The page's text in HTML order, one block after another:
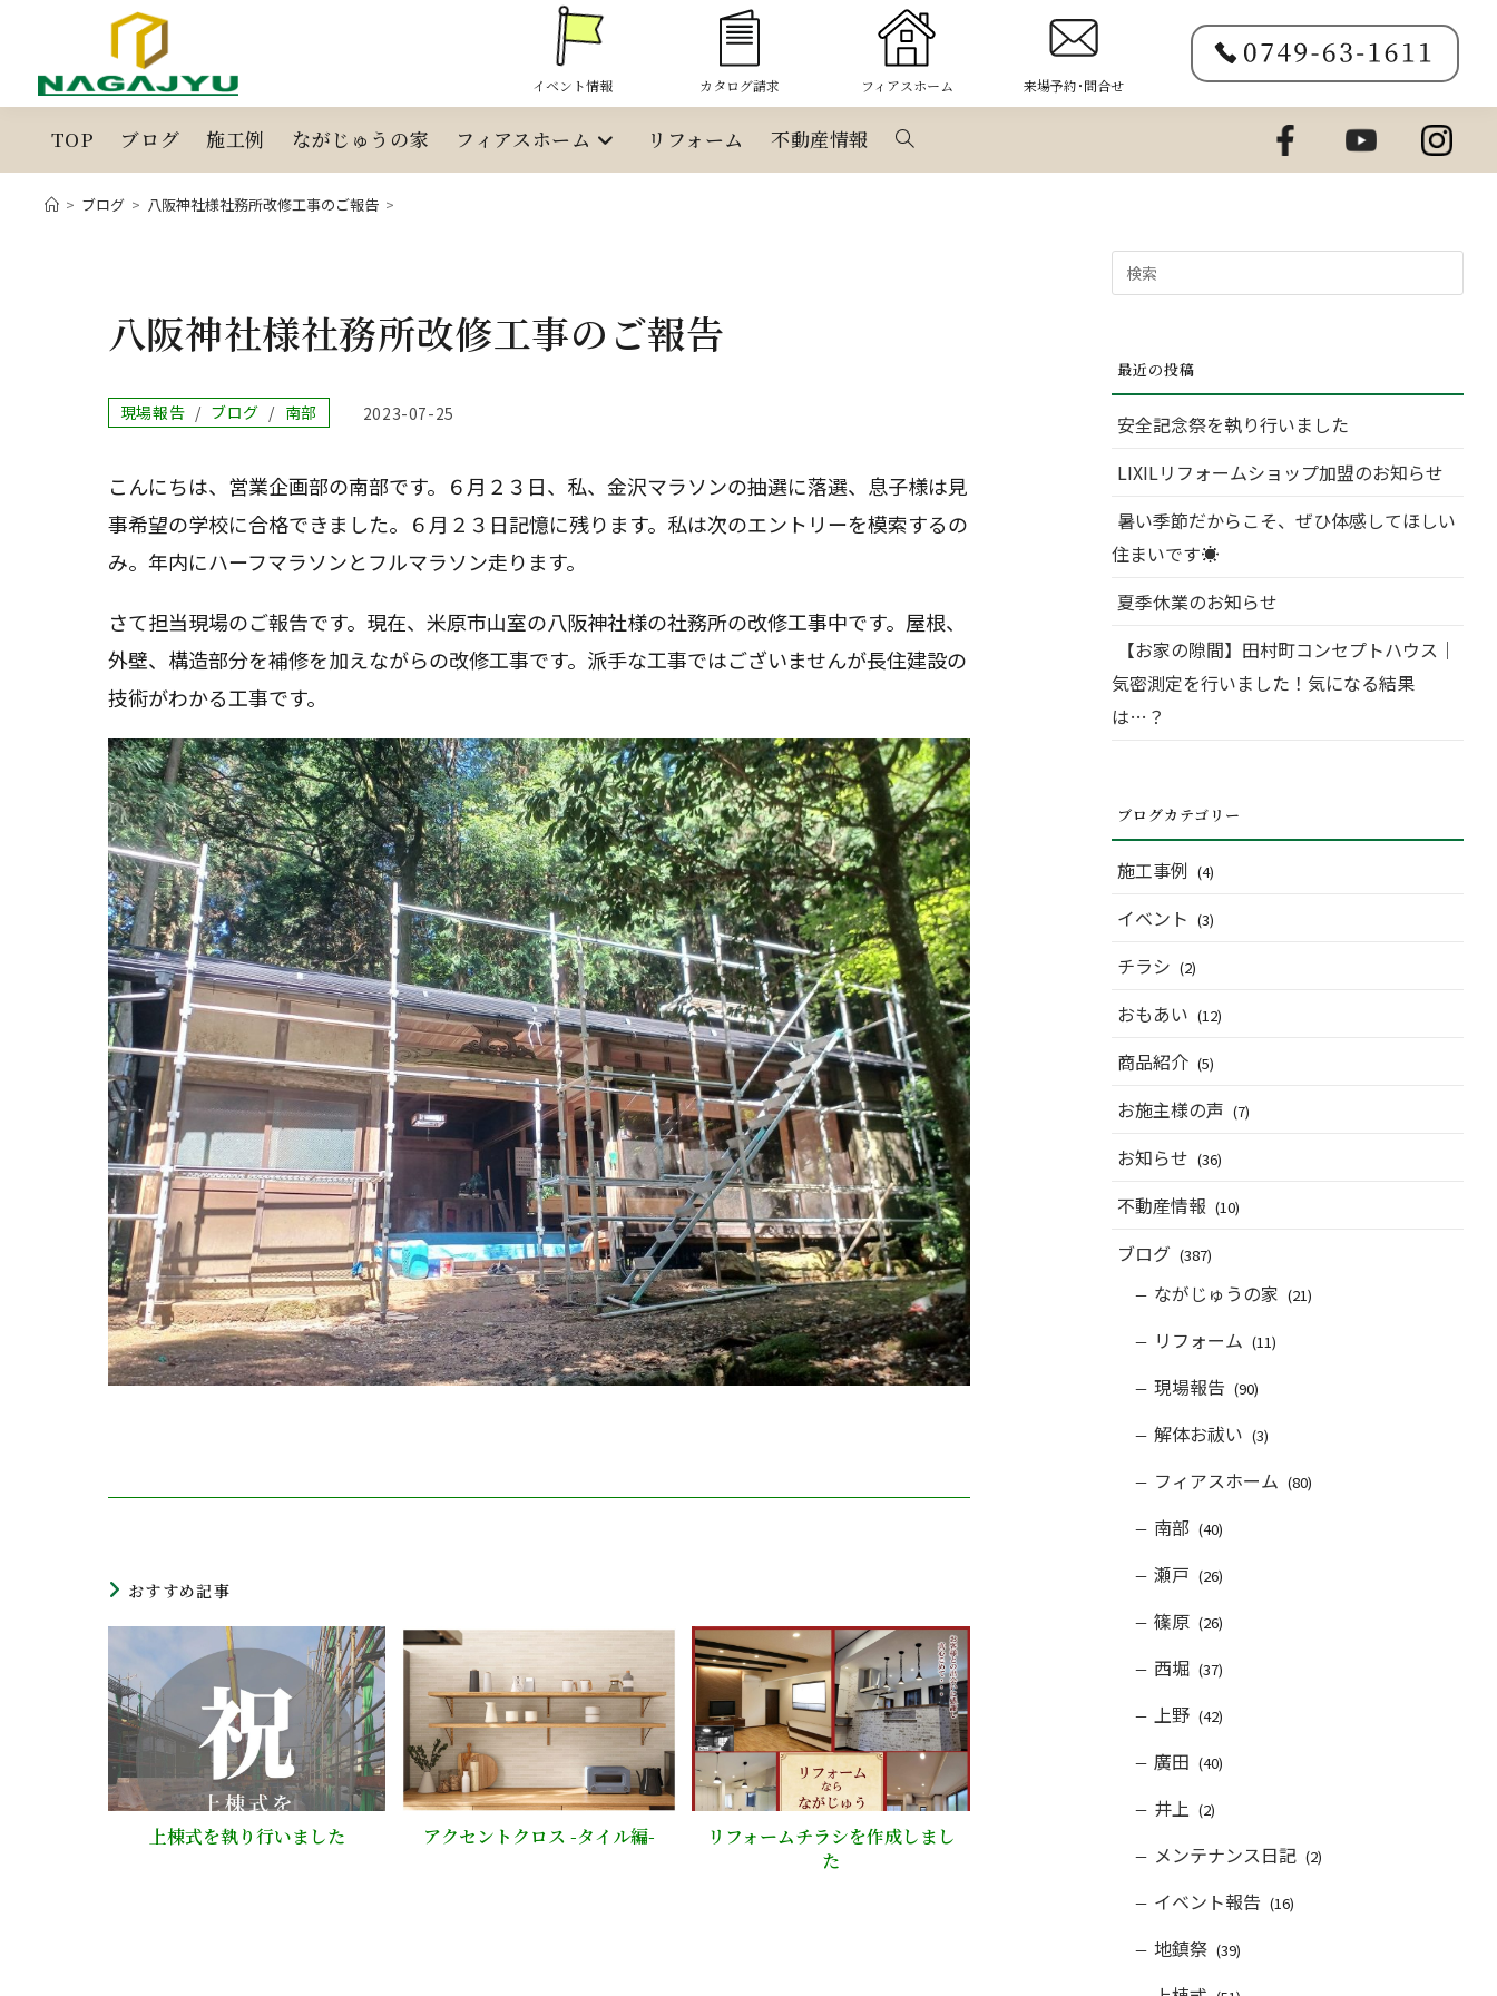
イベント情報 カタログ請求 フィアスホーム 来場予約･問合せ
TOP ブログ 施工例 ながじゅうの家 フィアスホーム リフォーム 不動産情報 ウ
ト
の
索
を
ト
グ
ル
> ブログ > 八阪神社様社務所改修工事のご報告 >
八阪神社様社務所改修工事のご報告
投
稿
テ
ゴ
リ
ー:
現場報告 / ブログ / 南部
投
開
日:
2023-07-25
こんにちは、営業企画部の南部です。６月２３日、私、金沢マラソンの抽選に落選、息子様は見
事希望の学校に合格できました。６月２３日記憶に残ります。私は次のエントリーを模索するの
み。年内にハーフマラソンとフルマラソン走ります。
さて担当現場のご報告です。現在、米原市山室の八阪神社様の社務所の改修工事中です。屋根、
外壁、構造部分を補修を加えながらの改修工事です。派手な工事ではございませんが長住建設の
技術がわかる工事です。
おすすめ記事
上棟式を執り行いました アクセントクロス -タイル編-
リフォームチラシを作成しまし
た
索
最近の投稿
安全記念祭を執り行いました
LIXILリフォームショップ加盟のお知らせ
暑い季節だからこそ、ぜひ体感してほしい
住まいです☀
夏季休業のお知らせ
【お家の隙間】田村町コンセプトハウス｜
気密測定を行いました！気になる結果
は…？
ブログカテゴリー
施工事例 (4)
イベント (3)
チラシ (2)
おもあい (12)
商品紹介 (5)
お施主様の声 (7)
お知らせ (36)
不動産情報 (10)
ブログ (387)
ながじゅうの家 (21)
リフォーム (11)
現場報告 (90)
解体お祓い (3)
フィアスホーム (80)
南部 (40)
瀬戸 (26)
篠原 (26)
西堀 (37)
上野 (42)
廣田 (40)
井上 (2)
メンテナンス日記 (2)
イベント報告 (16)
地鎮祭 (39)